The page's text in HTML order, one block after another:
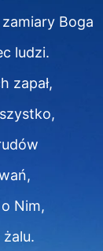
Boga
ludzi.
zapał,
Nim,